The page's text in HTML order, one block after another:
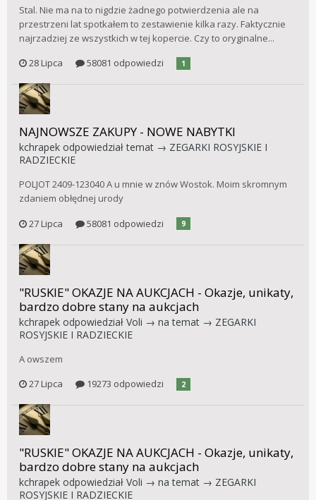
Stal. Nie ma na to nigdzie żadnego potwierdzenia ale na
przestrzeni lat spotkałem to zestawienie kilka razy. Faktycznie
najrzadziej ze wszystkich w tej kopercie. Czy to oryginalne...
28 Lipca
58081 odpowiedzi 1
NAJNOWSZE ZAKUPY - NOWE NABYTKI
kchrapek odpowiedział temat → ZEGARKI ROSYJSKIE I
RADZIECKIE
POLJOT 2409-123040 A u mnie w znów Wostok. Moim skromnym
zdaniem obłędnej urody
27 Lipca
58081 odpowiedzi 9
"RUSKIE" OKAZJE NA AUKCJACH - Okazje, unikaty,
bardzo dobre stany na aukcjach
kchrapek odpowiedział Voli → na temat → ZEGARKI
ROSYJSKIE I RADZIECKIE
A owszem
27 Lipca
19273 odpowiedzi 2
"RUSKIE" OKAZJE NA AUKCJACH - Okazje, unikaty,
bardzo dobre stany na aukcjach
kchrapek odpowiedział Voli → na temat → ZEGARKI
ROSYJSKIE I RADZIECKIE